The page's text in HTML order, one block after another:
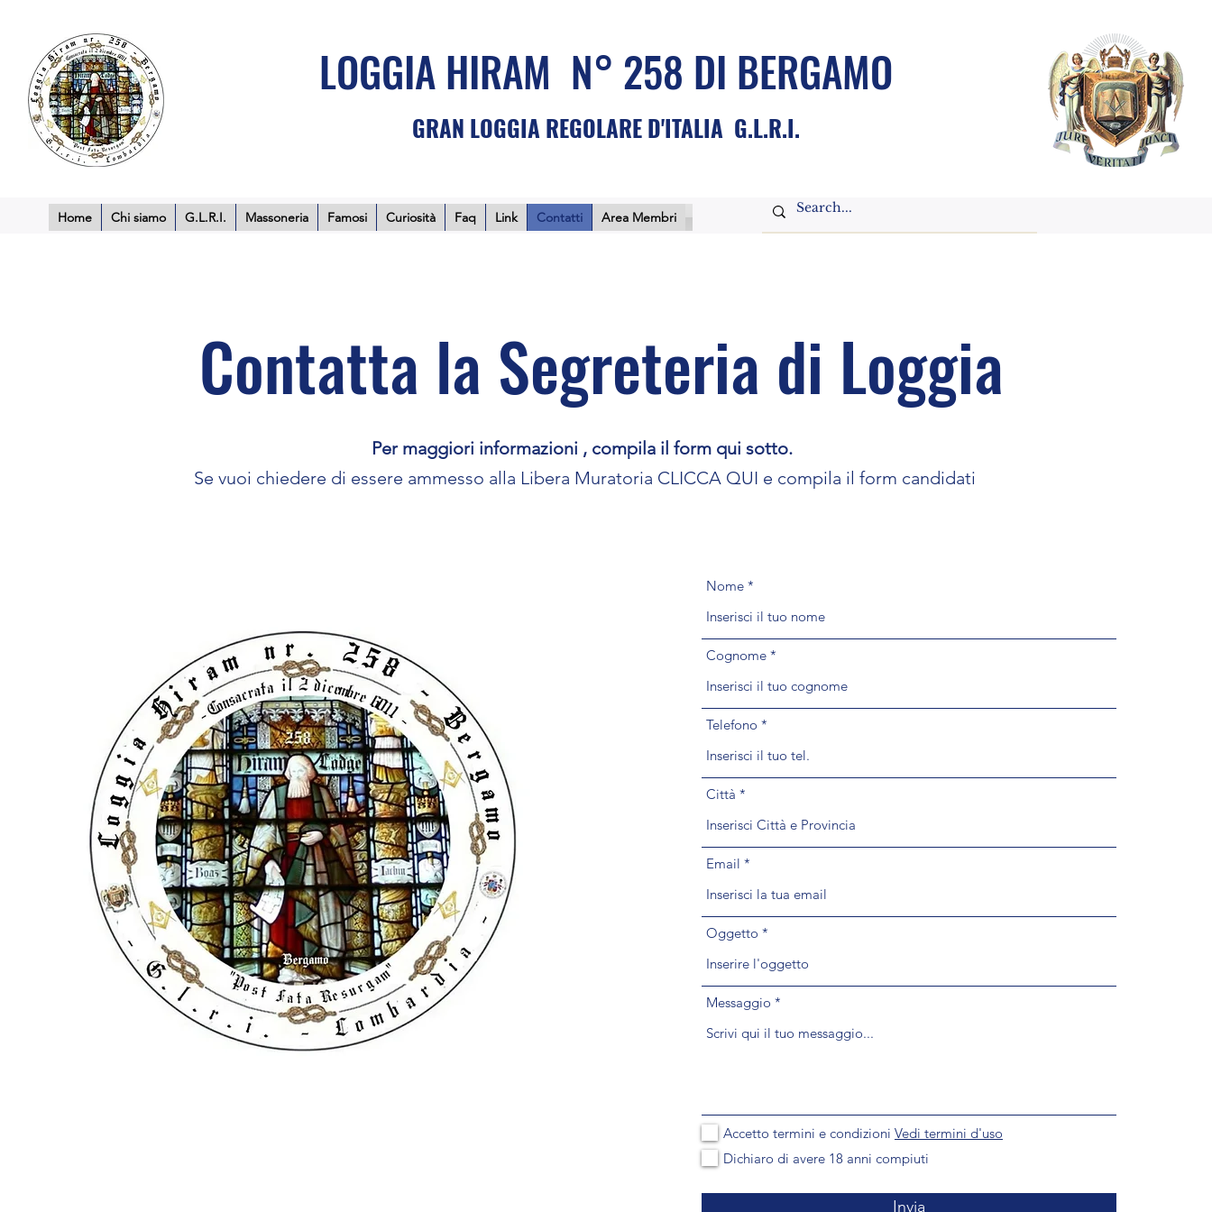
LOGGIA HIRAM N° 258 DI BERGAMO
GRAN LOGGIA REGOLARE D'ITALIA G.L.R.I.
Home Chi siamo G.L.R.I. Massoneria Famosi Curiosità Faq Link Contatti Area Membri
Per maggiori informazioni , compila il form qui sotto.
Se vuoi chiedere di essere ammesso alla Libera Muratoria CLICCA QUI e compila il form candidati
Nome
Cognome
Telefono
Città
Email
Oggetto
Messaggio
Accetto termini e condizioni Vedi termini d'uso
Dichiaro di avere 18 anni compiuti
Invia
Contatta la Segreteria di Loggia